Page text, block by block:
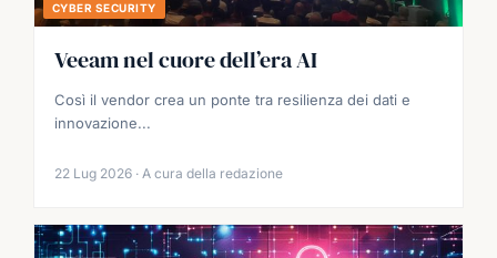
CYBER SECURITY
Veeam nel cuore dell’era AI
Così il vendor crea un ponte tra resilienza dei dati e
innovazione...
22 Lug 2026 · A cura della redazione